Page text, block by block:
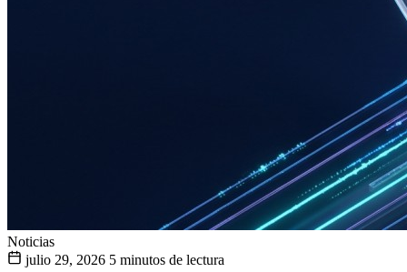
Noticias
julio 29, 2026 5 minutos de lectura